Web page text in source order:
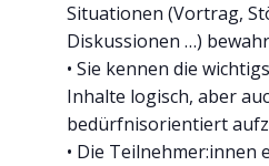
Situationen (Vortrag,
Diskussionen …)
• Sie kennen die
Inhalte logisch, aber
bedürfnisorientiert
• Die Teilnehmer:innen